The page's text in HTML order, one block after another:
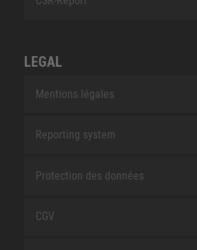
LEGAL
Mentions légales
Reporting system
Protection des données
CGV